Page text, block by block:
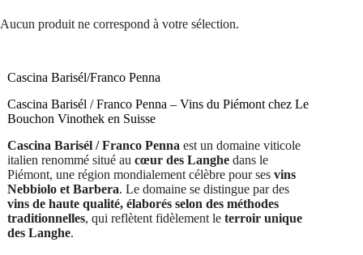
Aucun produit ne correspond à votre sélection.
Cascina Barisél/Franco Penna
Cascina Barisél / Franco Penna – Vins du Piémont chez Le
Bouchon Vinothek en Suisse
Cascina Barisél / Franco Penna est un domaine viticole
italien renommé situé au cœur des Langhedans le
Piémont, une région mondialement célèbre pour ses vins
Nebbiolo et Barbera. Le domaine se distingue par des
vins de haute qualité, élaborés selon des méthodes
traditionnelles, qui reflètent fidèlement le terroir unique
des Langhe.